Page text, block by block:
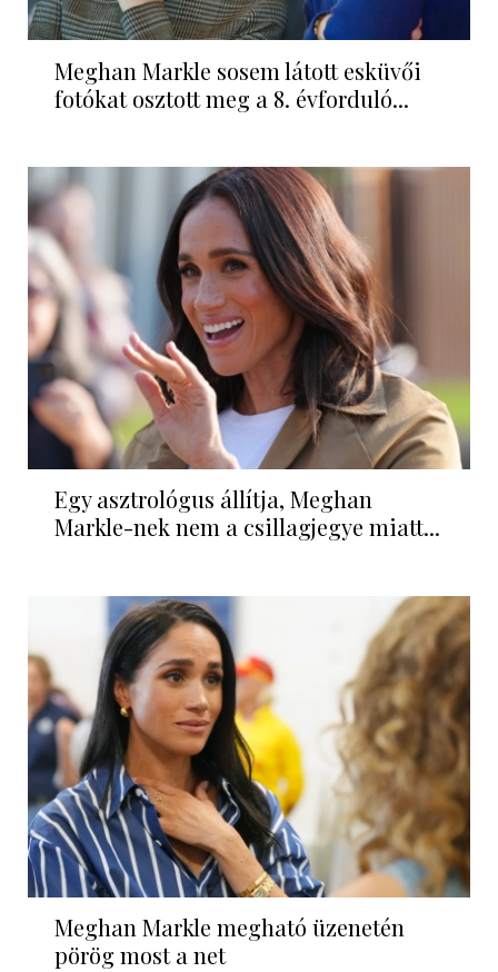
Meghan Markle sosem látott esküvői
fotókat osztott meg a 8. évforduló...
Egy asztrológus állítja, Meghan
Markle-nek nem a csillagjegye miatt...
Meghan Markle megható üzenetén
pörög most a net